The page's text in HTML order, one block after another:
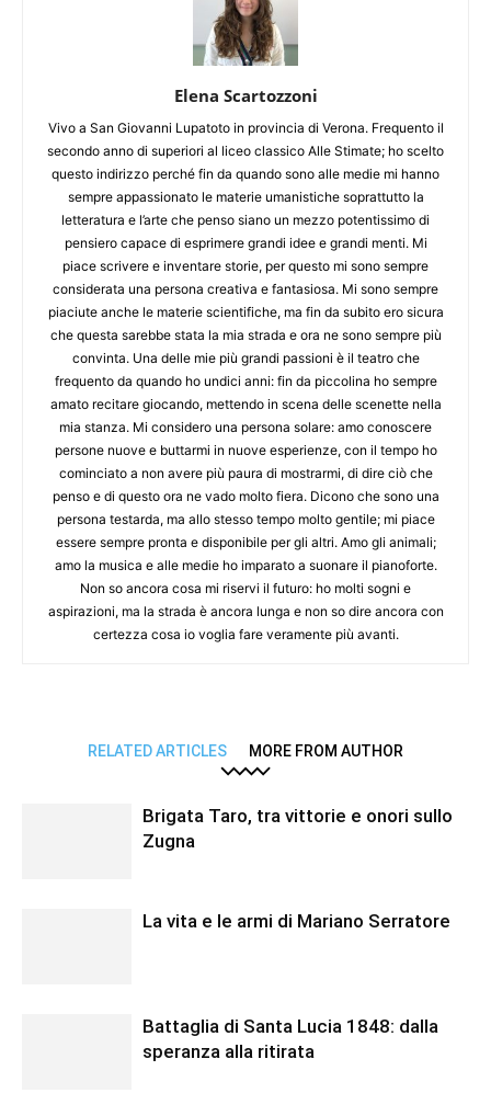
Elena Scartozzoni
Vivo a San Giovanni Lupatoto in provincia di Verona. Frequento il
secondo anno di superiori al liceo classico Alle Stimate; ho scelto
questo indirizzo perché fin da quando sono alle medie mi hanno
sempre appassionato le materie umanistiche soprattutto la
letteratura e l’arte che penso siano un mezzo potentissimo di
pensiero capace di esprimere grandi idee e grandi menti. Mi
piace scrivere e inventare storie, per questo mi sono sempre
considerata una persona creativa e fantasiosa. Mi sono sempre
piaciute anche le materie scientifiche, ma fin da subito ero sicura
che questa sarebbe stata la mia strada e ora ne sono sempre più
convinta. Una delle mie più grandi passioni è il teatro che
frequento da quando ho undici anni: fin da piccolina ho sempre
amato recitare giocando, mettendo in scena delle scenette nella
mia stanza. Mi considero una persona solare: amo conoscere
persone nuove e buttarmi in nuove esperienze, con il tempo ho
cominciato a non avere più paura di mostrarmi, di dire ciò che
penso e di questo ora ne vado molto fiera. Dicono che sono una
persona testarda, ma allo stesso tempo molto gentile; mi piace
essere sempre pronta e disponibile per gli altri. Amo gli animali;
amo la musica e alle medie ho imparato a suonare il pianoforte.
Non so ancora cosa mi riservi il futuro: ho molti sogni e
aspirazioni, ma la strada è ancora lunga e non so dire ancora con
certezza cosa io voglia fare veramente più avanti.
RELATED ARTICLES MORE FROM AUTHOR
Brigata Taro, tra vittorie e onori sullo
Zugna
La vita e le armi di Mariano Serratore
Battaglia di Santa Lucia 1848: dalla
speranza alla ritirata